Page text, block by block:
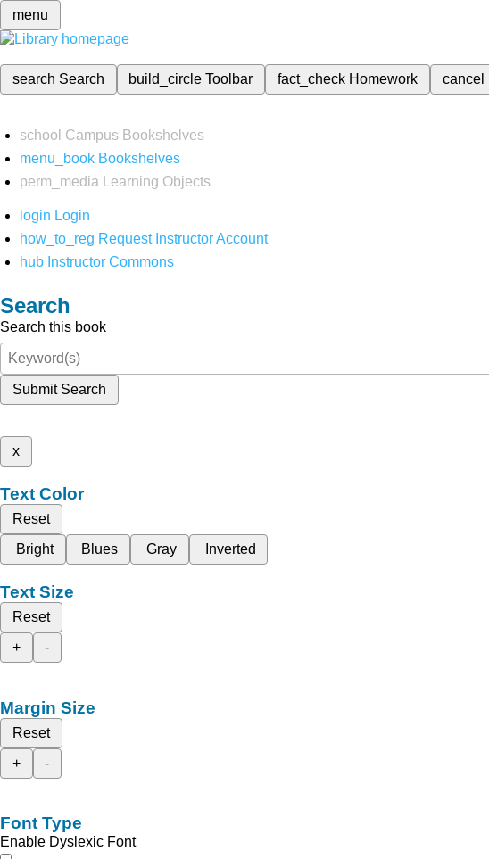
menu
search Search build_circleToolbar fact_check Homework cancel
school Campus Bookshelves
menu_book Bookshelves
perm_media
Learning Objects
login Login
how_to_reg Request Instructor Account
hub Instructor Commons
Search
Search this book
Submit Search
x
Text Color
Reset
Bright
Blues Gray Inverted
Text Size
Reset
+
-
Margin Size
Reset
+
-
Font Type
Enable Dyslexic Font